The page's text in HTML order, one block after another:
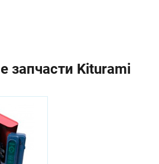
запчасти Kiturami